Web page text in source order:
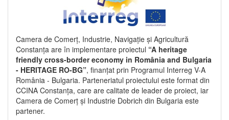
Camera de Comerț, Industrie, Navigație și Agricultură
Constanța are în implementare proiectul “A heritage
friendly cross-border economy in România and Bulgaria
- HERITAGE RO-BG”, finanțat prin Programul Interreg V-A
România - Bulgaria. Parteneriatul proiectului este format din
CCINA Constanța, care are calitate de leader de proiect, iar
Camera de Comerț și Industrie Dobrich din Bulgaria este
partener.